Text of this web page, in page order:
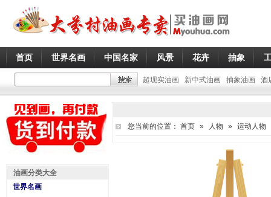
首页 世界名画 中国名家 风景 花卉 抽象
超现实油画 新中式油画 抽象油画 酒
您当前的位置： 首页 » 人物 » 运动人物
油画分类大全
世界名画